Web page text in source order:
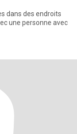
dans des endroits
une personne avec